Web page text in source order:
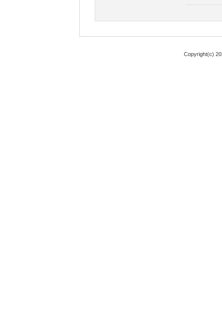
Copyright(c)